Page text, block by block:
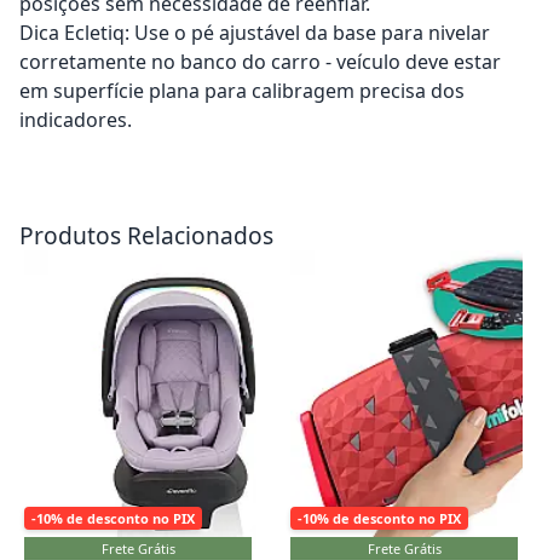
Dica Ecletiq: Use o pé ajustável da base para nivelar
corretamente no banco do carro - veículo deve estar
em superfície plana para calibragem precisa dos
indicadores.
Produtos Relacionados
-10% de desconto no PIX
Frete Grátis
-10% de desconto no PIX
Frete Grátis